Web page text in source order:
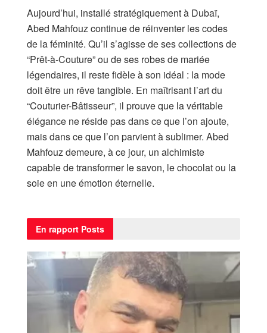
Aujourd’hui, installé stratégiquement à Dubaï,
Abed Mahfouz continue de réinventer les codes
de la féminité. Qu’il s’agisse de ses collections de
“Prêt-à-Couture” ou de ses robes de mariée
légendaires, il reste fidèle à son idéal : la mode
doit être un rêve tangible. En maîtrisant l’art du
“Couturier-Bâtisseur”, il prouve que la véritable
élégance ne réside pas dans ce que l’on ajoute,
mais dans ce que l’on parvient à sublimer. Abed
Mahfouz demeure, à ce jour, un alchimiste
capable de transformer le savon, le chocolat ou la
soie en une émotion éternelle.
En rapport Posts